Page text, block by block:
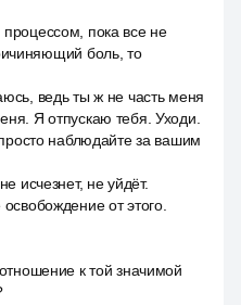
пока все не
боль, то
ведь ты ж не часть меня
Я отпускаю тебя. Уходи.
наблюдайте за вашим
исчезнет, не уйдёт.
от этого.
к той значимой